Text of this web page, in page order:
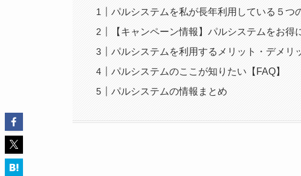
パルシステムを私が長年利用している５つ
【キャンペーン情報】パルシステムをお得
パルシステムを利用するメリット・デメリ
パルシステムのここが知りたい【FAQ】
パルシステムの情報まとめ